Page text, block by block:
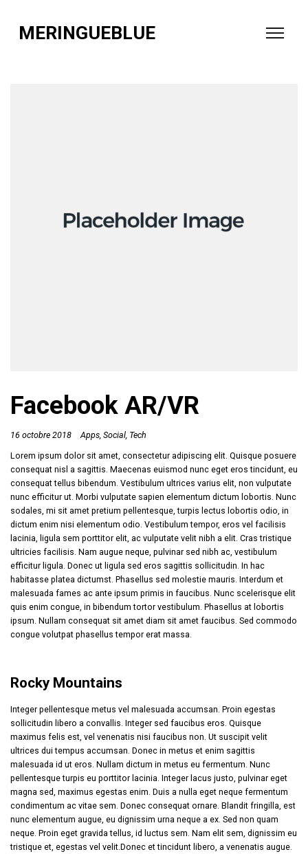
MERINGUEBLUE
Facebook AR/VR
16 octobre 2018 Apps Social Tech
Lorem ipsum dolor sit amet, consectetur adipiscing elit. Quisque posuere
consequat nisl a sagittis. Maecenas euismod nunc eget eros tincidunt, eu
consequat tellus bibendum. Vestibulum ultrices varius elit, non vulputate
nunc efficitur ut. Morbi vulputate sapien elementum dictum lobortis. Nunc
sodales, mi sit amet pretium pellentesque, turpis lectus lobortis odio, in
dictum enim nisi elementum odio. Vestibulum tempor, eros vel facilisis
lacinia, ligula sem porttitor elit, ac vulputate velit nibh a elit. Cras tristique
ultricies facilisis. Nam augue neque, pulvinar sed nibh ac, vestibulum
efficitur ligula. Donec ut ligula sed eros sagittis sollicitudin. In hac
habitasse platea dictumst. Phasellus sed molestie mauris. Interdum et
malesuada fames ac ante ipsum primis in faucibus. Nunc scelerisque elit
quis enim congue, in bibendum tortor vestibulum. Phasellus at lobortis
ipsum. Nullam consequat sit amet diam sit amet faucibus. Sed commodo
congue volutpat phasellus tempor erat massa.
Rocky Mountains
Integer pellentesque metus vel malesuada accumsan. Proin egestas
sollicitudin libero a convallis. Integer sed faucibus eros. Quisque
maximus felis est, vel venenatis nisi faucibus non. Ut suscipit velit
ultrices dui tempus accumsan. Donec in metus et enim sagittis
malesuada id ut eros. Nullam dictum in metus eu fermentum. Nunc
pellentesque turpis eu porttitor lacinia. Integer lacus justo, pulvinar eget
magna sed, maximus egestas enim. Duis a nulla eget neque fermentum
condimentum ac vitae sem. Donec consequat ornare. Blandit fringilla, est
nunc elementum augue, eu dignissim urna neque a ex. Sed non quam
neque. Proin eget gravida tellus, id luctus sem. Nam elit sem, dignissim eu
tristique et, egestas vel velit.Donec et tincidunt libero, a venenatis augue.